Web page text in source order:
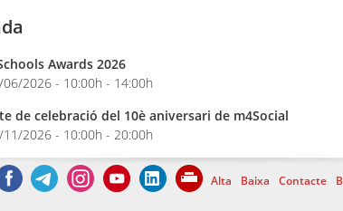
Awards 2026
06/2026 - 10:00h - 14:00h
de celebració del 10è aniversari de m4Social
11/2026 - 10:00h - 20:00h
Alta Baixa Contacte